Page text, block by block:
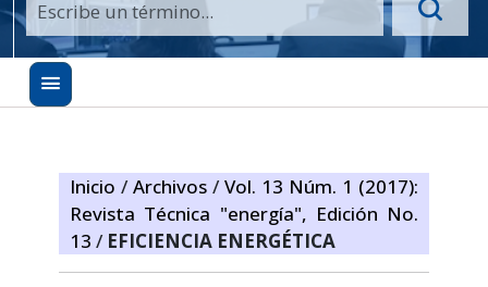
Inicio / Archivos / Vol. 13 Núm. 1 (2017):
Revista Técnica "energía", Edición No.
13 / EFICIENCIA ENERGÉTICA